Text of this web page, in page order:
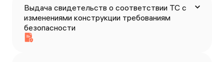
Выдача свидетельств о соответствии ТС с
изменениями конструкции требованиям
безопасности